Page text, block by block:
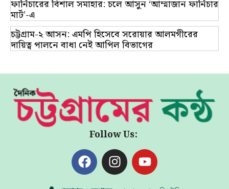
ফার্নিচারের বিশাল সমাহার: চলে আসুন ‘আম্মাজান ফার্নিচার
মার্ট’-এ
চট্টগ্রাম-২ আসন: এমপি হিসেবে সরোয়ার আলমগীরের
দায়িত্ব পালনে বাধা নেই আপিল বিভাগের
Follow Us: